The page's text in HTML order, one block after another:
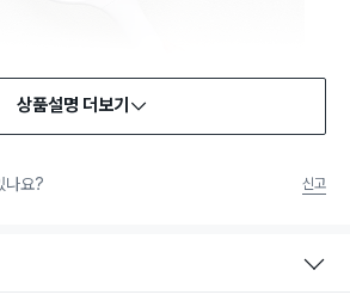
을 안전하게 보호하기 위해 정부에서 시행하는 안
경, 품질 등의 국가통합인증 마크입니다. 법에서 정한
상품설명 더보기
나요? 신고